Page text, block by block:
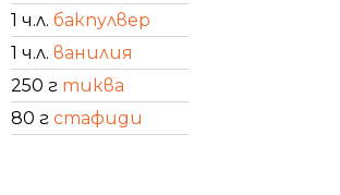
1 ч.л. бакпулвер
1 ч.л. ванилия
250 г тиква
80 г стафиди